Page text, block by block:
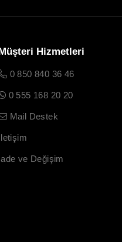
Hizmetleri
0 850 840 36 46
0 555 168 20 20
Mail Destek
ve Değişim